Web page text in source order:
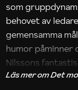
som
behovet av
gemensamma
humor påminner
Nilssons
iakttagelser om